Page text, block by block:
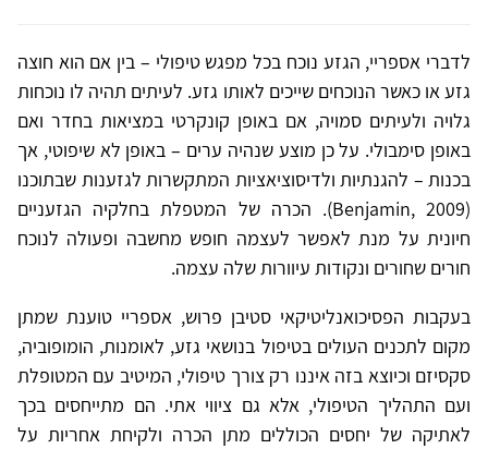
לדברי אספריי, הגזע נוכח בכל מפגש טיפולי – בין אם הוא חוצה
גזע או כאשר הנוכחים שייכים לאותו גזע. לעיתים תהיה לו נוכחות
גלויה ולעיתים סמויה, אם באופן קונקרטי במציאות בחדר ואם
באופן סימבולי. על כן מוצע שנהיה ערים – באופן לא שיפוטי, אך
בכנות – להגנתיות ולדיסוציאציות המתקשרות לגזענות שבתוכנו
(2009 ,Benjamin). הכרה של המטפלת בחלקיה הגזעניים
חיונית על מנת לאפשר לעצמה חופש מחשבה ופעולה לנוכח
חורים שחורים ונקודות עיוורות שלה עצמה.
בעקבות הפסיכואנליטיקאי סטיבן פרוש, אספריי טוענת שמתן
מקום לתכנים העולים בטיפול בנושאי גזע, לאומנות, הומופוביה,
סקסיזם וכיוצא בזה איננו רק צורך טיפולי, המיטיב עם המטופלת
ועם התהליך הטיפולי, אלא גם ציווי אתי. הם מתייחסים בכך
לאתיקה של יחסים הכוללים מתן הכרה ולקיחת אחריות על